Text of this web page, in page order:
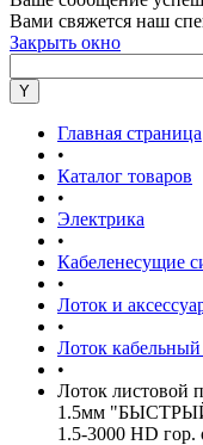
Вами свяжется наш
Закрыть окно
Главная страница
•
Каталог товаров
•
Электрика
•
Кабеленесущие
•
Лоток и
•
Лоток
•
Лоток листовой
1.5мм
1.5-3000 HD